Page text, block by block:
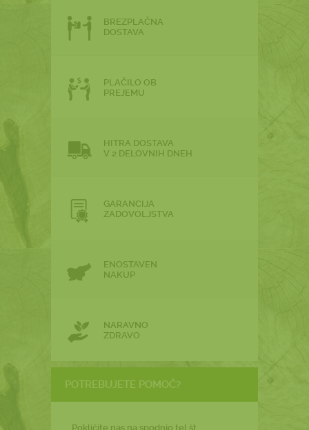
BREZPLAČNA
DOSTAVA
PLAČILO OB
PREJEMU
HITRA DOSTAVA
V 2 DELOVNIH DNEH
GARANCIJA
ZADOVOLJSTVA
ENOSTAVEN
NAKUP
NARAVNO
ZDRAVO
POTREBUJETE POMOČ?
Pokličite nas na spodnjo tel.št.